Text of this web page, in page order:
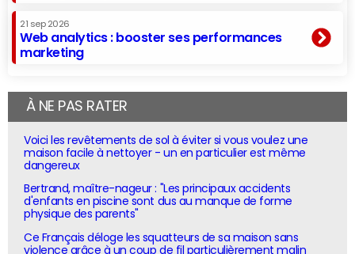
21 sep 2026
Web analytics : booster ses performances
marketing
À NE PAS RATER
Voici les revêtements de sol à éviter si vous voulez une
maison facile à nettoyer - un en particulier est même
dangereux
Bertrand, maître-nageur : "Les principaux accidents
d'enfants en piscine sont dus au manque de forme
physique des parents"
Ce Français déloge les squatteurs de sa maison sans
violence grâce à un coup de fil particulièrement malin